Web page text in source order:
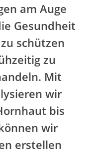
am Auge
Gesundheit
schützen
zu
Mit
wir
bis
wir
erstellen